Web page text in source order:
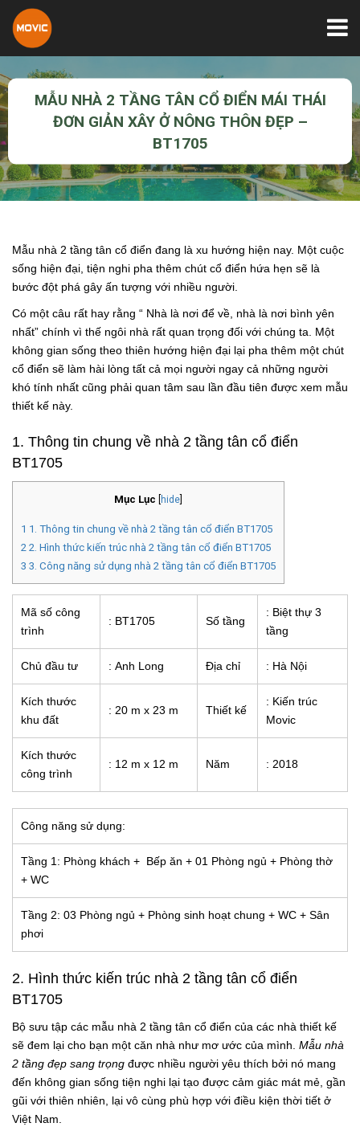
MẪU NHÀ 2 TẦNG TÂN CỔ ĐIỂN MÁI THÁI
ĐƠN GIẢN XÂY Ở NÔNG THÔN ĐẸP –
BT1705
Mẫu nhà 2 tầng tân cổ điển đang là xu hướng hiện nay. Một cuộc
sống hiện đại, tiện nghi pha thêm chút cổ điển hứa hẹn sẽ là
bước đột phá gây ấn tượng với nhiều người.
Có một câu rất hay rằng “ Nhà là nơi để về, nhà là nơi bình yên
nhất” chính vì thế ngôi nhà rất quan trọng đối với chúng ta. Một
không gian sống theo thiên hướng hiện đại lại pha thêm một chút
cổ điển sẽ làm hài lòng tất cả mọi người ngay cả những người
khó tính nhất cũng phải quan tâm sau lần đầu tiên được xem mẫu
thiết kế này.
1. Thông tin chung về nhà 2 tầng tân cổ điển
BT1705
Mục Lục hide
1 1. Thông tin chung về nhà 2 tầng tân cổ điển BT1705
2 2. Hình thức kiến trúc nhà 2 tầng tân cổ điển BT1705
3 3. Công năng sử dụng nhà 2 tầng tân cổ điển BT1705
Mã số công
trình
: BT1705 Số tầng
: Biệt thự 3
tầng
Chủ đầu tư : Anh Long Địa chỉ : Hà Nội
Kích thước
khu đất
: 20 m x 23 m Thiết kế
: Kiến trúc
Movic
Kích thước
công trình
: 12 m x 12 m Năm : 2018
Công năng sử dụng:
Tầng 1: Phòng khách + Bếp ăn + 01 Phòng ngủ + Phòng thờ
+ WC
Tầng 2: 03 Phòng ngủ + Phòng sinh hoạt chung + WC + Sân
phơi
2. Hình thức kiến trúc nhà 2 tầng tân cổ điển
BT1705
Bộ sưu tập các mẫu nhà 2 tầng tân cổ điển của các nhà thiết kế
sẽ đem lại cho bạn một căn nhà như mơ ước của mình. Mẫu nhà
2 tầng đẹp sang trọng được nhiều người yêu thích bởi nó mang
đến không gian sống tiện nghi lại tạo được cảm giác mát mẻ, gần
gũi với thiên nhiên, lại vô cùng phù hợp với điều kiện thời tiết ở
Việt Nam.